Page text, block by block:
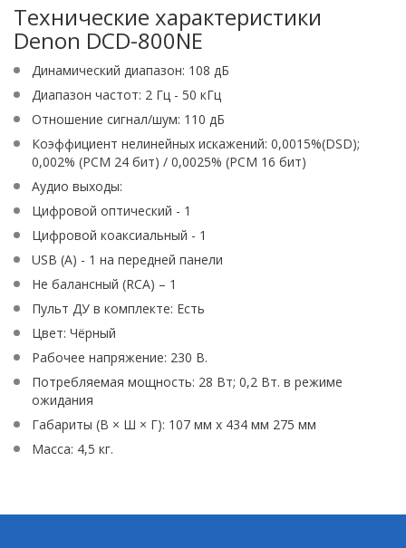
Технические характеристики
Denon DCD-800NE
Динамический диапазон: 108 дБ
Диапазон частот: 2 Гц - 50 кГц
Отношение сигнал/шум: 110 дБ
Коэффициент нелинейных искажений: 0,0015%(DSD);
0,002% (PCM 24 бит) / 0,0025% (PCM 16 бит)
Аудио выходы:
Цифровой оптический - 1
Цифровой коаксиальный - 1
USB (A) - 1 на передней панели
Не балансный (RCA) – 1
Пульт ДУ в комплекте: Есть
Цвет: Чёрный
Рабочее напряжение: 230 В.
Потребляемая мощность: 28 Вт; 0,2 Вт. в режиме
ожидания
Габариты (В × Ш × Г): 107 мм х 434 мм 275 мм
Масса: 4,5 кг.